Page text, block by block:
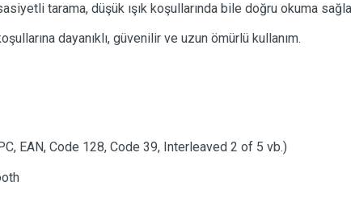
tarama, düşük ışık koşullarında bile doğru okuma
dayanıklı, güvenilir ve uzun ömürlü kullanım.
EAN, Code 128, Code 39, Interleaved 2 of 5 vb.)